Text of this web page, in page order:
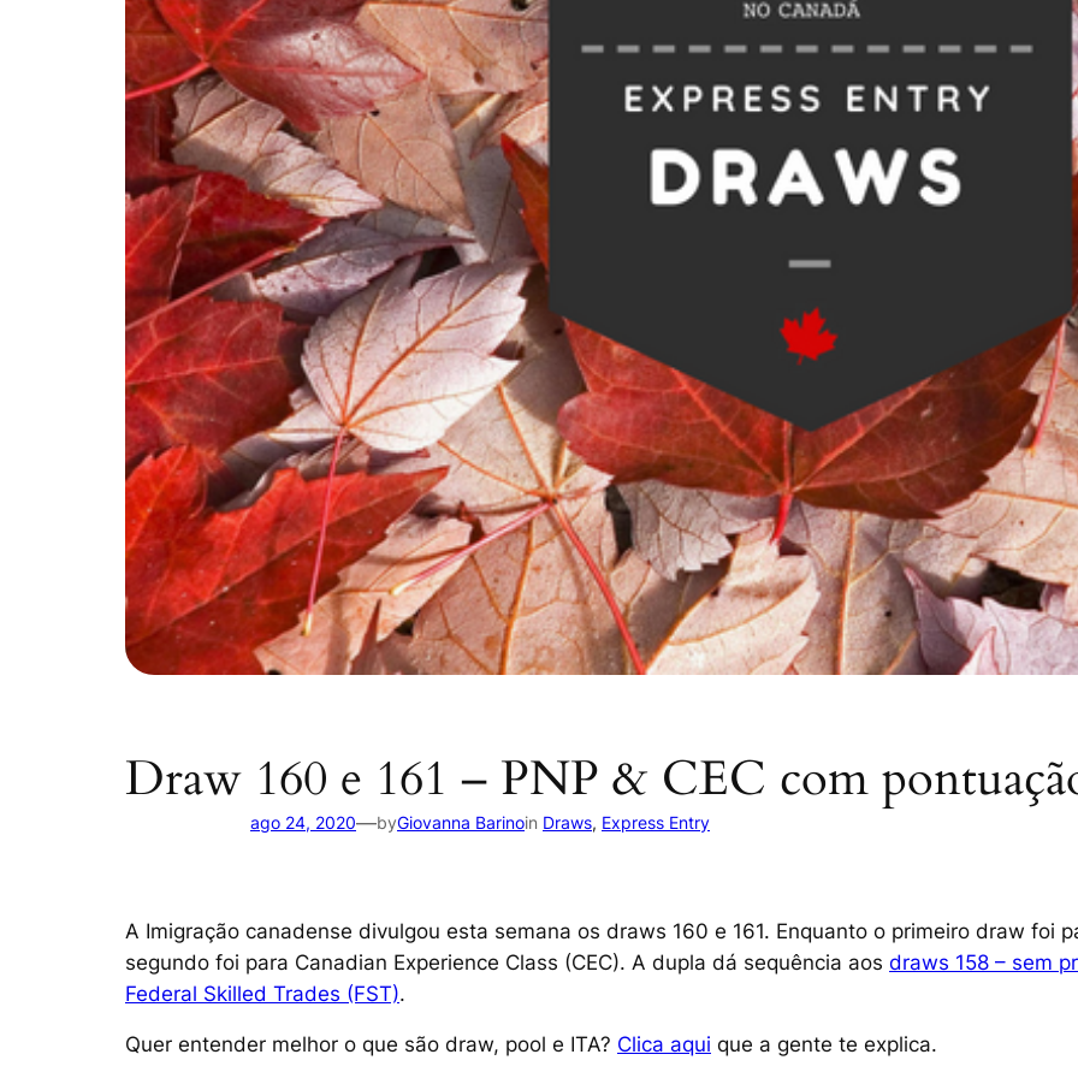
Draw 160 e 161 – PNP & CEC com
ago 24, 2020—byGiovanna Barinoin Draws, Express Entry
A Imigração canadense divulgou esta semana os draws 160 e 161. Enquanto o primeiro draw foi
segundo foi para Canadian Experience Class (CEC). A dupla dá sequência aos draws 158 – sem
Federal Skilled Trades (FST).
Quer entender melhor o que são draw, pool e ITA? Clica aqui que a gente te explica.